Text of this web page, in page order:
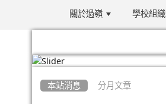
關於過嶺 學校組織
本站消息 分月文章